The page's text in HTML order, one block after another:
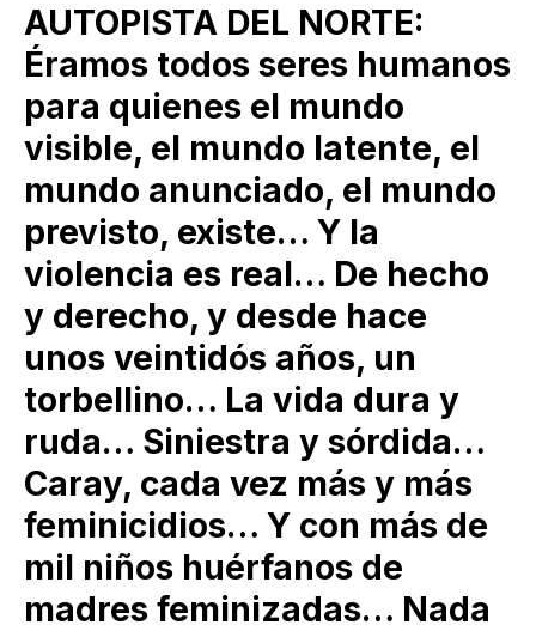
AUTOPISTA DEL NORTE:
Éramos todos seres humanos
para quienes el mundo
visible, el mundo latente, el
mundo anunciado, el mundo
previsto, existe… Y la
violencia es real… De hecho
y derecho, y desde hace
unos veintidós años, un
torbellino… La vida dura y
ruda… Siniestra y sórdida…
Caray, cada vez más y más
feminicidios… Y con más de
mil niños huérfanos de
madres feminizadas… Nada